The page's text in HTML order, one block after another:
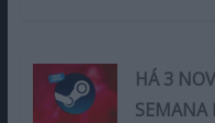
HÁ 3
SEMANA